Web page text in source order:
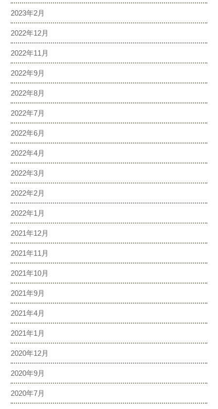
2023年2月
2022年12月
2022年11月
2022年9月
2022年8月
2022年7月
2022年6月
2022年4月
2022年3月
2022年2月
2022年1月
2021年12月
2021年11月
2021年10月
2021年9月
2021年4月
2021年1月
2020年12月
2020年9月
2020年7月